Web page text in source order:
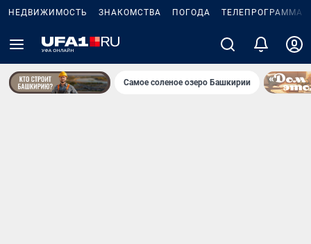
НЕДВИЖИМОСТЬ ЗНАКОМСТВА ПОГОДА ТЕЛЕПРОГРАММА
Самое соленое озеро Башкирии